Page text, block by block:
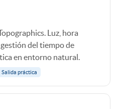
Luz, hora
del tiempo de
en entorno natural.
Salida práctica